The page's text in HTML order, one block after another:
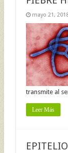
mayo 21,
transmite al
Leer Más